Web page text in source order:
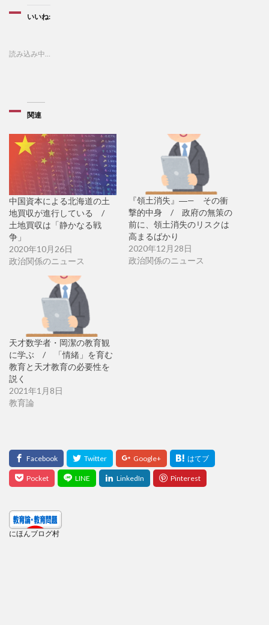
いいね:
読み込み中…
関連
中国資本による北海道の土
地買収が進行している /
土地買収は「静かなる戦
争」
2020年10月26日
政治関係のニュース
『領土消失』―— その衝
撃的中身 / 政府の無策の
前に、領土消失のリスクは
高まるばかり
2020年12月28日
政治関係のニュース
天才数学者・岡潔の教育観
に学ぶ / 「情緒」を育む
教育と天才教育の必要性を
説く
2021年1月8日
教育論
にほんブログ村